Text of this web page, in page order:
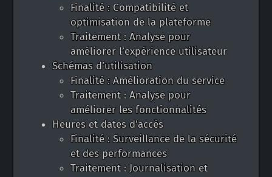
Finalité : Compatibilité et
optimisation de la plateforme
Traitement : Analyse pour
améliorer l’expérience utilisateur
Schémas d’utilisation
Finalité : Amélioration du service
Traitement : Analyse pour
améliorer les fonctionnalités
Heures et dates d’accès
Finalité : Surveillance de la sécurité
et des performances
Traitement : Journalisation et